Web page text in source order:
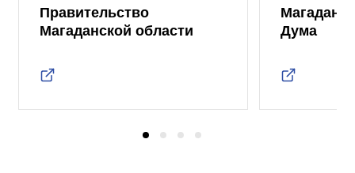
Правительство
Магаданской области
Дума